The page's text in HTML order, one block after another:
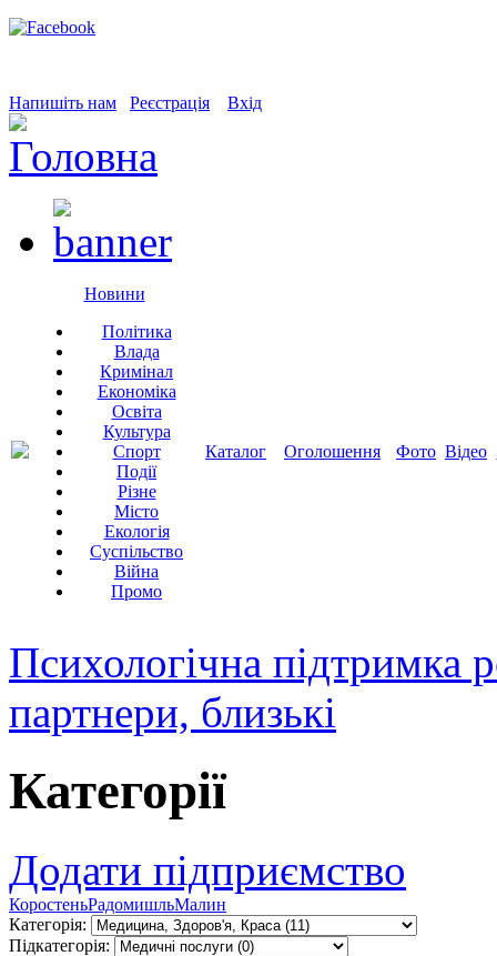
Напишіть нам Реєстрація Вхід
Новини
Політика
Влада
Кримінал
Економіка
Освіта
Культура
Спорт
Події
Різне
Місто
Екологія
Суспільство
Війна
Промо
Каталог Оголошення Фото Відео
Психологічна підтримка
партнери, близькі
Категорії
Додати підприємство
КоростеньРадомишльМалин
Категорія:
Підкатегорія: